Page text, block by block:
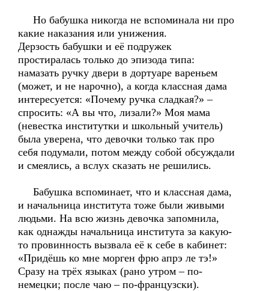
Но бабушка никогда не вспоминала ни про
какие наказания или унижения.
Дерзость бабушки и её подружек
простиралась только до эпизода типа:
намазать ручку двери в дортуаре вареньем
(может, и не нарочно), а когда классная дама
интересуется: «Почему ручка сладкая?» –
спросить: «А вы что, лизали?» Моя мама
(невестка институтки и школьный учитель)
была уверена, что девочки только так про
себя подумали, потом между собой обсуждали
и смеялись, а вслух сказать не решились.
Бабушка вспоминает, что и классная дама,
и начальница института тоже были живыми
людьми. На всю жизнь девочка запомнила,
как однажды начальница института за какую-
то провинность вызвала её к себе в кабинет:
«Придёшь ко мне морген фрю апрэ ле тэ!»
Сразу на трёх языках (рано утром – по-
немецки; после чаю – по-французски).